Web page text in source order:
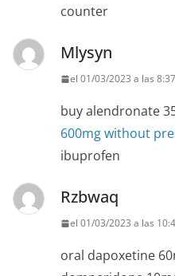
counter
Mlysyn
el 01/03/2023 a las
buy alendronate
600mg without
ibuprofen
Rzbwaq
el 01/03/2023 a las
oral dapoxetine